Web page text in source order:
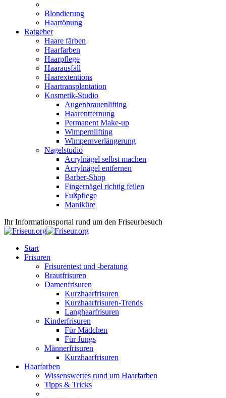
Blondierung
Haartönung
Ratgeber
Haare färben
Haarfarben
Haarpflege
Haarausfall
Haarextentions
Haartransplantation
Kosmetik-Studio
Augenbrauenlifting
Haarentfernung
Permanent Make-up
Wimpernlifting
Wimpernverlängerung
Nagelstudio
Acrylnägel selbst machen
Acrylnägel entfernen
Barber-Shop
Fingernägel richtig feilen
Fußpflege
Maniküre
Ihr Informationsportal rund um den Friseurbesuch
Start
Frisuren
Frisurentest und -beratung
Brautfrisuren
Damenfrisuren
Kurzhaarfrisuren
Kurzhaarfrisuren-Trends
Langhaarfrisuren
Kinderfrisuren
Für Mädchen
Für Jungs
Männerfrisuren
Kurzhaarfrisuren
Haarfarben
Wissenswertes rund um Haarfarben
Tipps & Tricks